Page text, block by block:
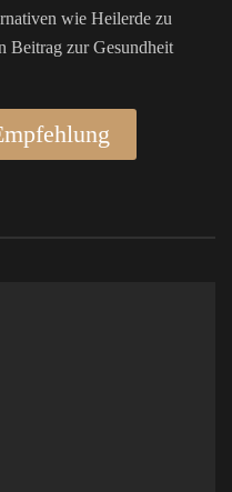
wie Heilerde zu
Beitrag zur Gesundheit